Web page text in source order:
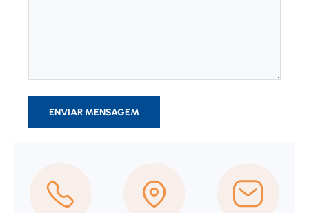
ENVIAR MENSAGEM